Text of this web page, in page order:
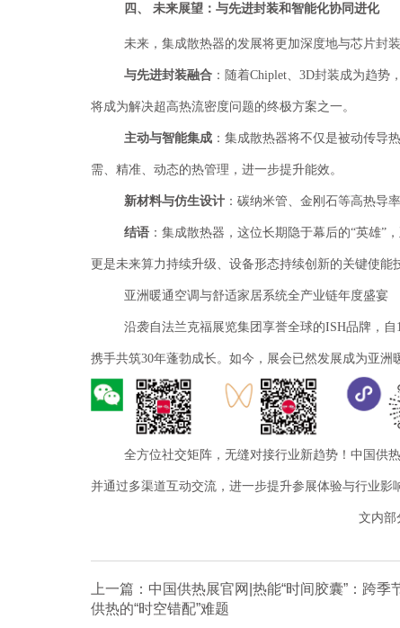
四、 未来展望：与先进封装和智能化协同进化
未来，集成散热器的发展将更加深度地与芯片封
与先进封装融合 ：随着Chiplet、3D封装成为趋势
将成为解决超高热流密度问题的终极方案之一。
主动与智能集成 ：集成散热器将不仅是被动传导
需、精准、动态的热管理，进一步提升能效。
新材料与仿生设计 ：碳纳米管、金刚石等高热导
结语 ：集成散热器，这位长期隐于幕后的“英雄”
更是未来算力持续升级、设备形态持续创新的关键使
亚洲暖通空调与舒适家居系统全产业链年度盛宴
沿袭自法兰克福展览集团享誉全球的ISH品牌，自
携手共筑30年蓬勃成长。如今，展会已然发展成为亚
全方位社交矩阵，无缝对接行业新趋势！中国供
并通过多渠道互动交流，进一步提升参展体验与行业影
文内部
上一篇：中国供热展官网|热能“时间胶囊”：跨
供热的“时空错配”难题